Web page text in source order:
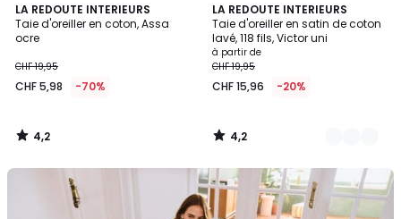
LA REDOUTE INTERIEURS
Taie d'oreiller en coton, Assa
ocre
CHF 19,95
CHF 5,98 -70%
4,2
/ 5
4,2
/
Notre
LA REDOUTE INTERIEURS
Taie d'oreiller en satin de coton
lavé, 118 fils, Victor uni
à partir de
CHF 19,95
CHF 15,96 -20%
4,2
/ 5
11
Couleurs
4,2
/